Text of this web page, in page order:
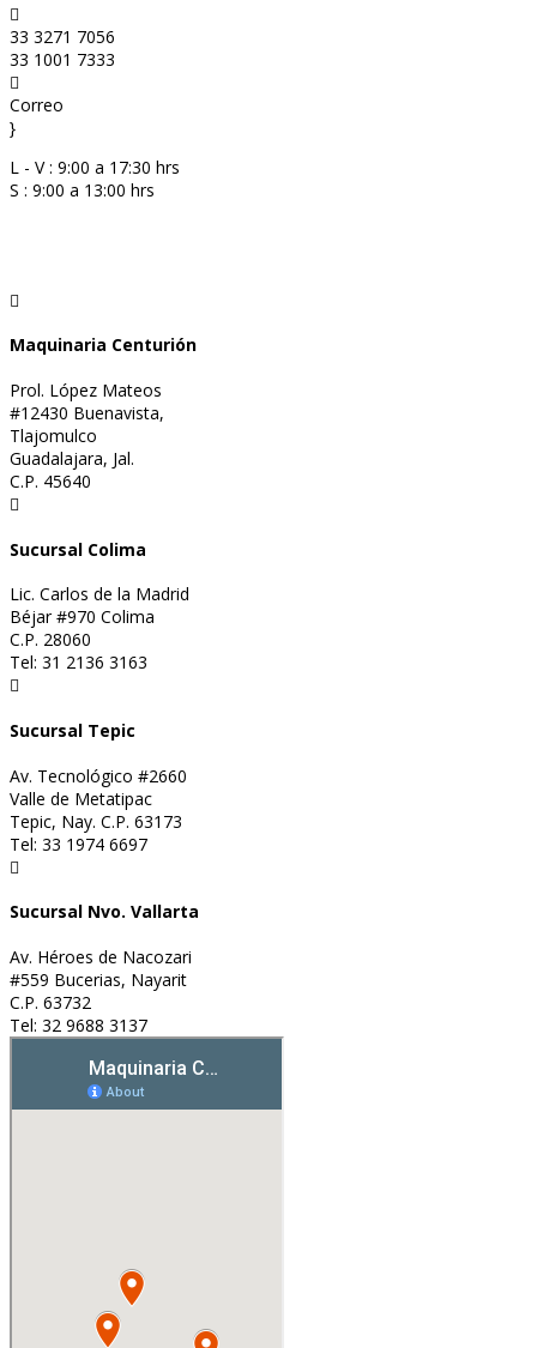

33 3271 7056
33 1001 7333

Correo
}
L - V : 9:00 a 17:30 hrs
S : 9:00 a 13:00 hrs

Maquinaria Centurión
Prol. López Mateos
#12430 Buenavista,
Tlajomulco
Guadalajara, Jal.
C.P. 45640

Sucursal Colima
Lic. Carlos de la Madrid
Béjar #970 Colima
C.P. 28060
Tel: 31 2136 3163

Sucursal Tepic
Av. Tecnológico #2660
Valle de Metatipac
Tepic, Nay. C.P. 63173
Tel: 33 1974 6697

Sucursal Nvo. Vallarta
Av. Héroes de Nacozari
#559 Bucerias, Nayarit
C.P. 63732
Tel: 32 9688 3137